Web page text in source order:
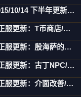
【KR】韩版2015/10/14 下半年更新内容预告
【KR】11/26 正服更新：T币商店/万能药制作/傲塔调整/活动
【KR】11/19 正服更新：殷海萨的祝福/地狱废止/制作介面相关
【KR】11/29 正服更新：古丁NPC/死亡骑士/活动
【KR】11/05 正服更新：介面改善/欧瑞地区/活动